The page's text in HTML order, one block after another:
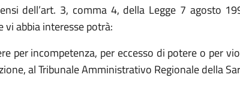
dell’art. 3, comma 4, della Legge 7 agosto
vi abbia interesse potrà:
per incompetenza, per eccesso di potere o per
al Tribunale Amministrativo Regionale della